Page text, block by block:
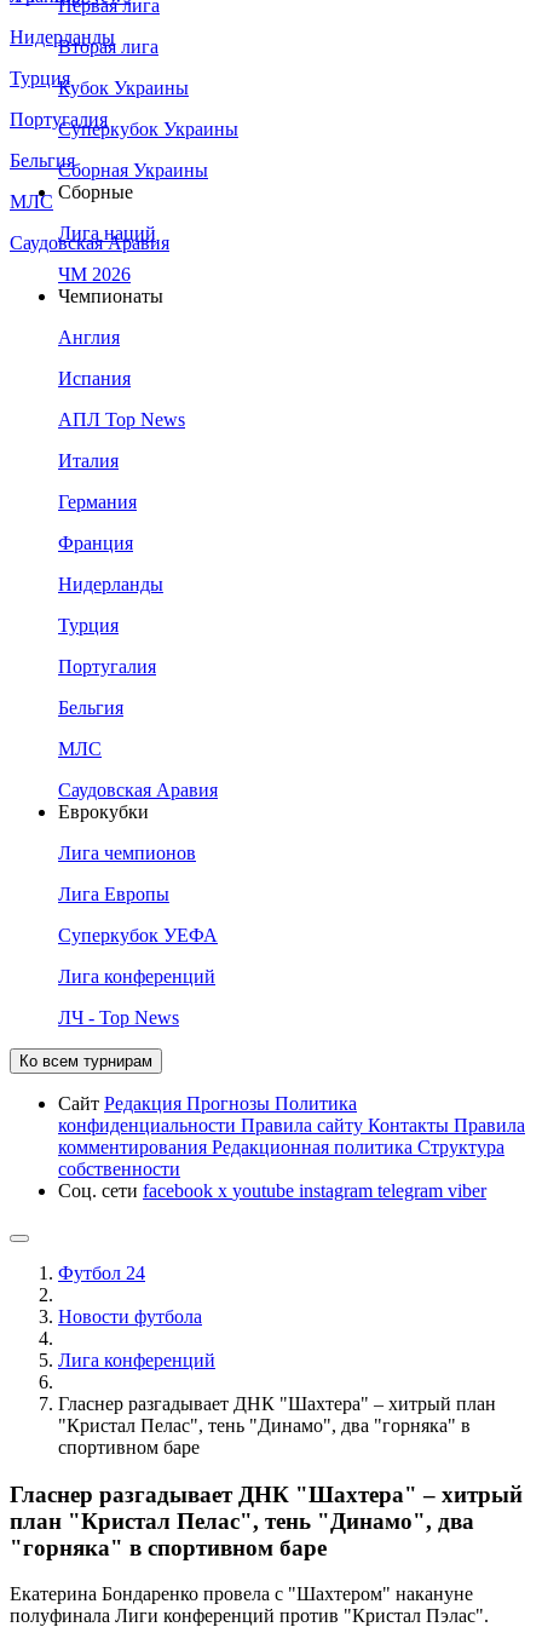
Нидерланды
Турция
Португалия
Бельгия
МЛС
Саудовская Аравия
Первая лига
Вторая лига
Кубок Украины
Суперкубок Украины
Сборная Украины
Сборные
Лига наций
ЧМ 2026
Чемпионаты
Англия
Испания
АПЛ Top News
Италия
Германия
Франция
Нидерланды
Турция
Португалия
Бельгия
МЛС
Саудовская Аравия
Еврокубки
Лига чемпионов
Лига Европы
Суперкубок УЕФА
Лига конференций
ЛЧ - Top News
Ко всем турнирам
Сайт Редакция Прогнозы Политика
конфиденциальности Правила сайту Контакты Правила
комментирования Редакционная политика Структура
собственности
Соц. сети facebook x youtube instagram telegram viber
Футбол 24
Новости футбола
Лига конференций
Гласнер разгадывает ДНК "Шахтера" – хитрый план
"Кристал Пелас", тень "Динамо", два "горняка" в
спортивном баре
Гласнер разгадывает ДНК "Шахтера" – хитрый
план "Кристал Пелас", тень "Динамо", два
"горняка" в спортивном баре
Екатерина Бондаренко провела с "Шахтером" накануне
полуфинала Лиги конференций против "Кристал Пэлас".